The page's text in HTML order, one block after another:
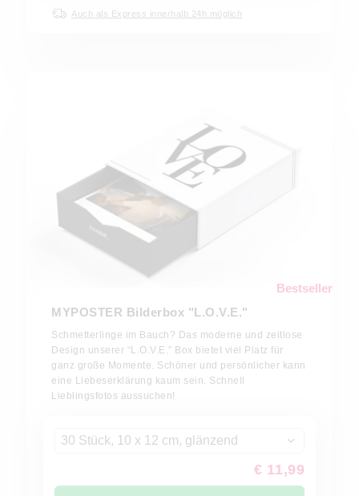
Auch als Express innerhalb 24h möglich
Bestseller
MYPOSTER Bilderbox "L.O.V.E."
Schmetterlinge im Bauch? Das moderne und zeitlose
Design unserer “L.O.V.E.” Box bietet viel Platz für
ganz große Momente. Schöner und persönlicher kann
eine Liebeserklärung kaum sein. Schnell
Lieblingsfotos aussuchen!
30 Stück, 10 x 12 cm, glänzend
€ 11,99